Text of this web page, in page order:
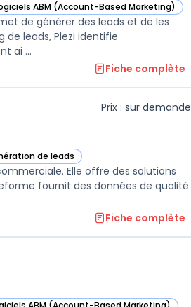
ABM (Account-Based Marketing)
dans cette catégorie
de générer des leads et de les
leads, Plezi identifie
ai ...
Fiche complète
Prix : sur demande
de leads
Elle offre des solutions
fournit des données de qualité
Fiche complète